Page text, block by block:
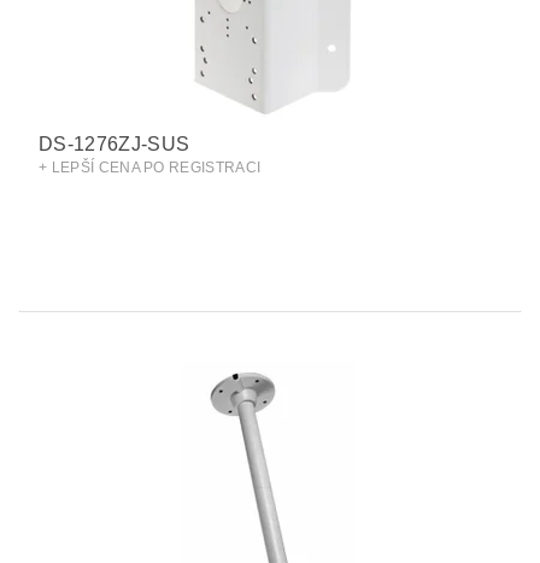
DS-1276ZJ-SUS
+ LEPŠÍ CENA PO REGISTRACI